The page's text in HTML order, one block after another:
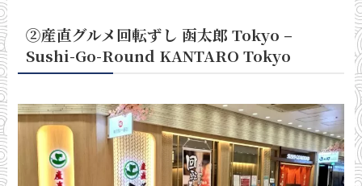
②産直グルメ回転ずし 函太郎 Tokyo –
Sushi-Go-Round KANTARO Tokyo